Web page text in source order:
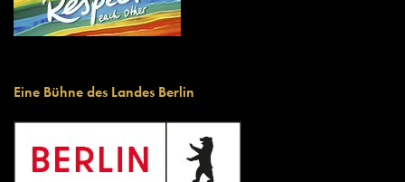
Eine Bühne des Landes Berlin